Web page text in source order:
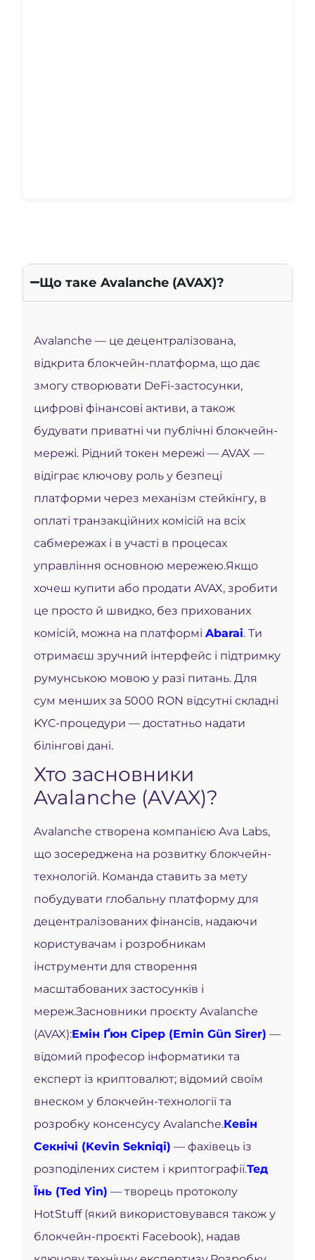
Що таке Avalanche (AVAX)?
Avalanche — це децентралізована,
відкрита блокчейн-платформа, що дає
змогу створювати DeFi-застосунки,
цифрові фінансові активи, а також
будувати приватні чи публічні блокчейн-
мережі. Рідний токен мережі — AVAX —
відіграє ключову роль у безпеці
платформи через механізм стейкінгу, в
оплаті транзакційних комісій на всіх
сабмережах і в участі в процесах
управління основною мережею.Якщо
хочеш купити або продати AVAX, зробити
це просто й швидко, без прихованих
комісій, можна на платформі Abarai. Ти
отримаєш зручний інтерфейс і підтримку
румунською мовою у разі питань. Для
сум менших за 5000 RON відсутні складні
KYC-процедури — достатньо надати
білінгові дані.
Хто засновники
Avalanche (AVAX)?
Avalanche створена компанією Ava Labs,
що зосереджена на розвитку блокчейн-
технологій. Команда ставить за мету
побудувати глобальну платформу для
децентралізованих фінансів, надаючи
користувачам і розробникам
інструменти для створення
масштабованих застосунків і
мереж.Засновники проєкту Avalanche
(AVAX):Емін Ґюн Сірер (Emin Gün Sirer) —
відомий професор інформатики та
експерт із криптовалют; відомий своїм
внеском у блокчейн-технології та
розробку консенсусу Avalanche.Кевін
Секнічі (Kevin Sekniqi) — фахівець із
розподілених систем і криптографії.Тед
Їнь (Ted Yin) — творець протоколу
HotStuff (який використовувався також у
блокчейн-проєкті Facebook), надав